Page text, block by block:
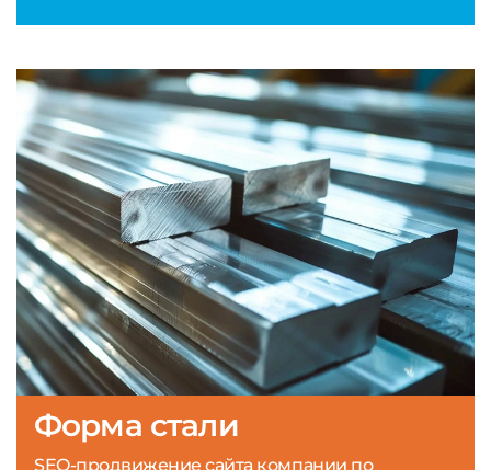
Форма стали
SEO-продвижение сайта компании по